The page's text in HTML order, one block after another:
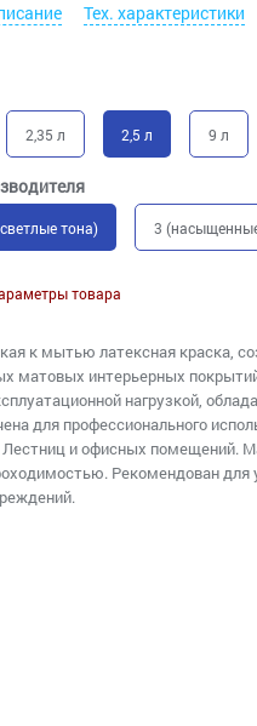
Тех. характеристики
2,35 л 2,5 л 9 л
тона) 3
товара
к мытью латексная краска,
матовых интерьерных
нагрузкой,
для профессионального
Лестниц и офисных помещений.
Рекомендован для